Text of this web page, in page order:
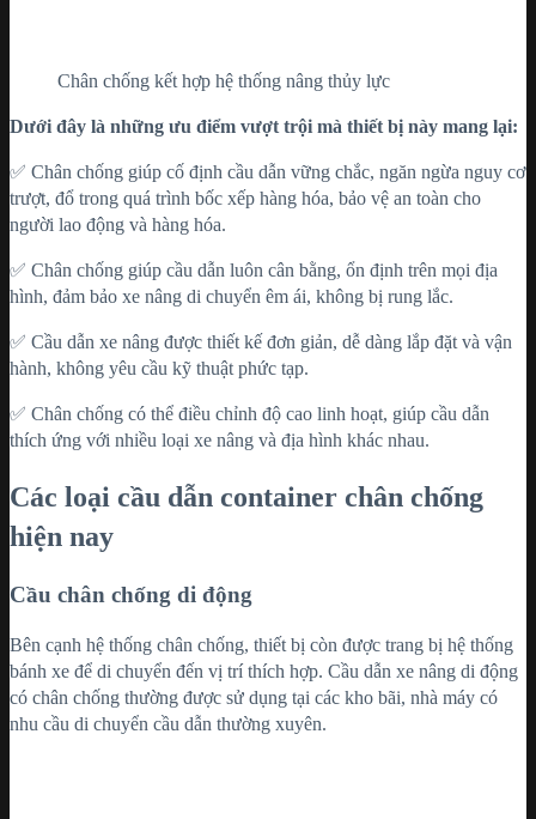
Chân chống kết hợp hệ thống nâng thủy lực
Dưới đây là những ưu điểm vượt trội mà thiết bị này mang lại:
✅ Chân chống giúp cố định cầu dẫn vững chắc, ngăn ngừa nguy cơ
trượt, đổ trong quá trình bốc xếp hàng hóa, bảo vệ an toàn cho
người lao động và hàng hóa.
✅ Chân chống giúp cầu dẫn luôn cân bằng, ổn định trên mọi địa
hình, đảm bảo xe nâng di chuyển êm ái, không bị rung lắc.
✅ Cầu dẫn xe nâng được thiết kế đơn giản, dễ dàng lắp đặt và vận
hành, không yêu cầu kỹ thuật phức tạp.
✅ Chân chống có thể điều chỉnh độ cao linh hoạt, giúp cầu dẫn
thích ứng với nhiều loại xe nâng và địa hình khác nhau.
Các loại cầu dẫn container chân chống
hiện nay
Cầu chân chống di động
Bên cạnh hệ thống chân chống, thiết bị còn được trang bị hệ thống
bánh xe để di chuyển đến vị trí thích hợp. Cầu dẫn xe nâng di động
có chân chống thường được sử dụng tại các kho bãi, nhà máy có
nhu cầu di chuyển cầu dẫn thường xuyên.